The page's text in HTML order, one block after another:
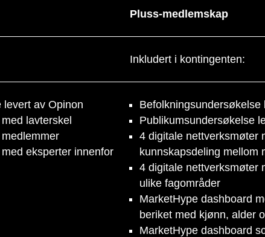
Pluss-medlemskap
Inkludert i kontingenten:
levert av Opinon
lavterskel
eksperter innenfor
Befolkningsundersøkelse
Publikumsundersøkelse
4 digitale nettverksmøter
kunnskapsdeling mellom
4 digitale nettverksmøter
ulike fagområder
MarketHype dashboard
beriket med kjønn, alder
MarketHype dashboard